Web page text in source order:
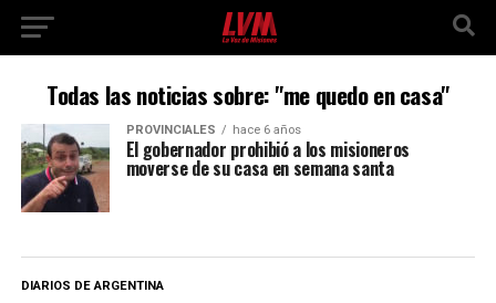
Todas las noticias sobre: "me quedo en casa"
PROVINCIALES hace 6 años
El gobernador prohibió a los misioneros
moverse de su casa en semana santa
DIARIOS DE ARGENTINA